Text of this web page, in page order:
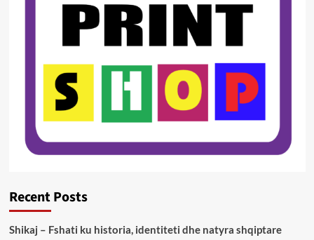
Recent Posts
Shikaj – Fshati ku historia, identiteti dhe natyra shqiptare